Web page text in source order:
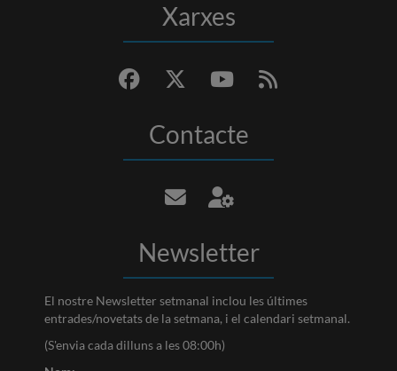
Xarxes
Contacte
Newsletter
El nostre Newsletter setmanal inclou les últimes
entrades/novetats de la setmana, i el calendari setmanal.
(S'envia cada dilluns a les 08:00h)